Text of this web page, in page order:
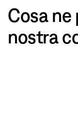
Cosa ne
nostra